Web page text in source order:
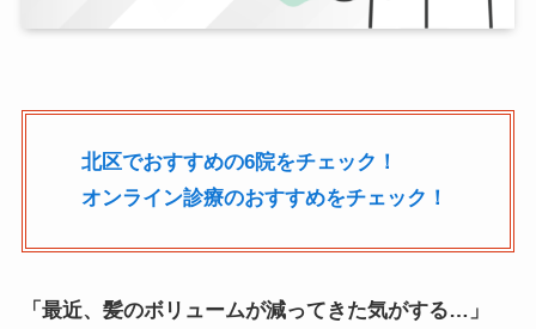
北区でおすすめの6院をチェック！
オンライン診療のおすすめをチェック！
「最近、髪のボリュームが減ってきた気がする…」